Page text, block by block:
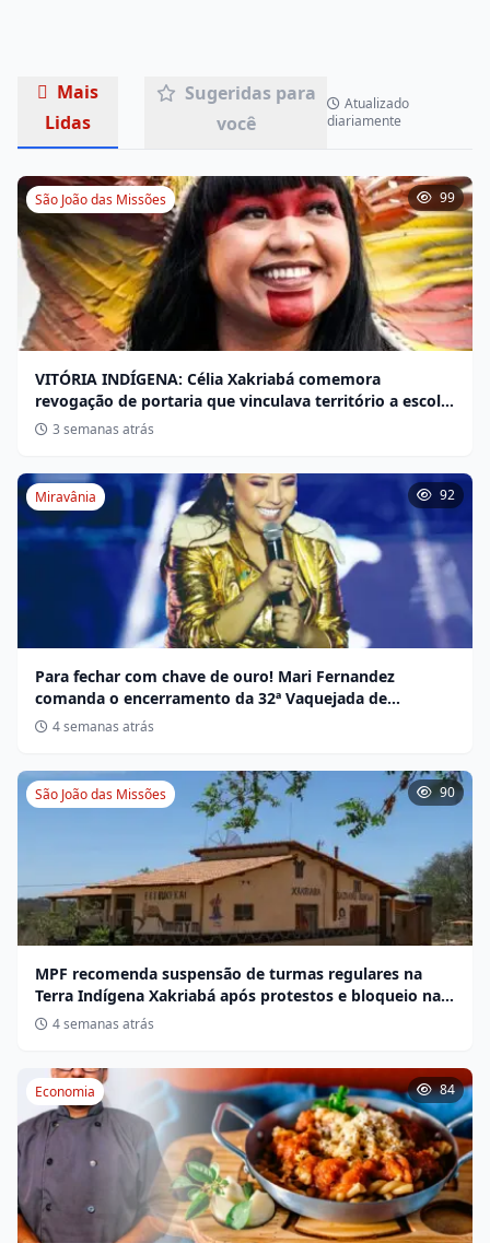
Mais
Lidas
Sugeridas para
você
Atualizado
diariamente
São João das Missões 99
VITÓRIA INDÍGENA: Célia Xakriabá comemora
revogação de portaria que vinculava território a escola
não indígena
3 semanas atrás
Miravânia 92
Para fechar com chave de ouro! Mari Fernandez
comanda o encerramento da 32ª Vaquejada de
Miravânia hoje
4 semanas atrás
São João das Missões 90
MPF recomenda suspensão de turmas regulares na
Terra Indígena Xakriabá após protestos e bloqueio na
BR-135
4 semanas atrás
Economia 84